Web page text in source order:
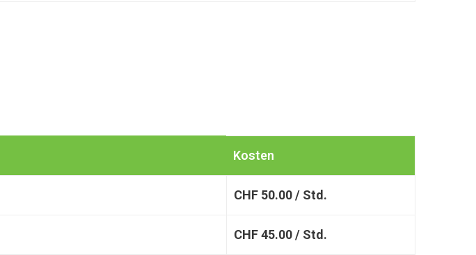
Kosten
CHF 50.00 / Std.
CHF 45.00 / Std.